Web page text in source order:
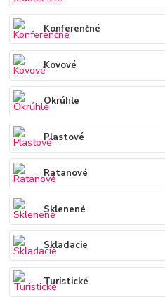
Konferenčné
Kovové
Okrúhle
Plastové
Ratanové
Sklenené
Skladacie
Turistické